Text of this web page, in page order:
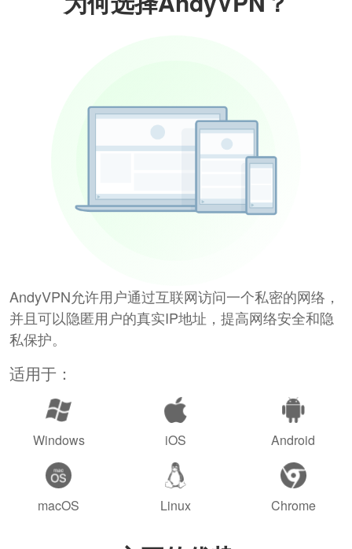
AndyVPN允许用户通过互联网访问一个私密的网络，
并且可以隐匿用户的真实IP地址，提高网络安全和隐
私保护。
适用于：
Windows iOS Android
macOS Linux Chrome